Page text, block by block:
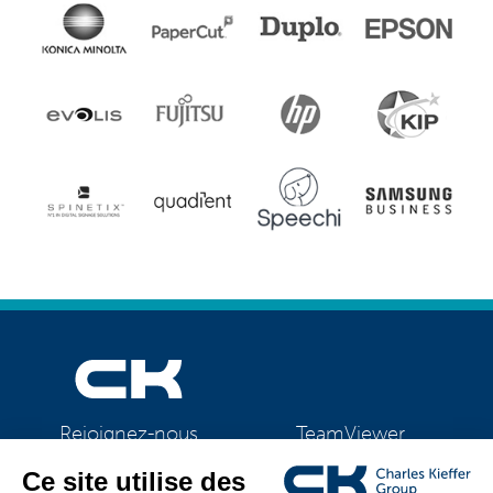
Rejoignez-nous TeamViewer
CK Support Mac / PC